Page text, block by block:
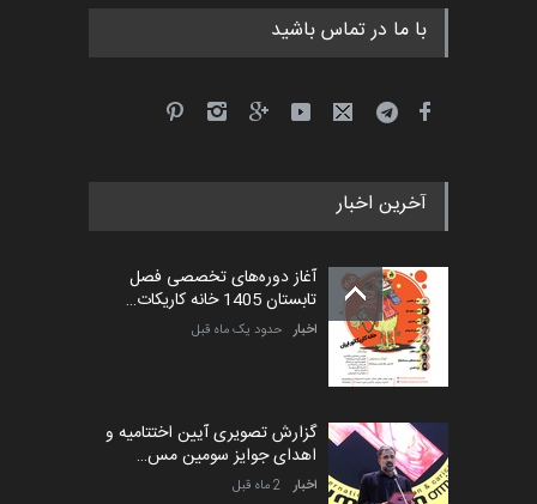
با ما در تماس باشید
آخرین اخبار
آغاز دوره‌های تخصصی فصل
تابستان 1405 خانه کاریکات…
اخبار حدود یک ماه قبل
گزارش تصویری آیین اختتامیه و
اهدای جوایز سومین مس…
اخبار 2 ماه قبل